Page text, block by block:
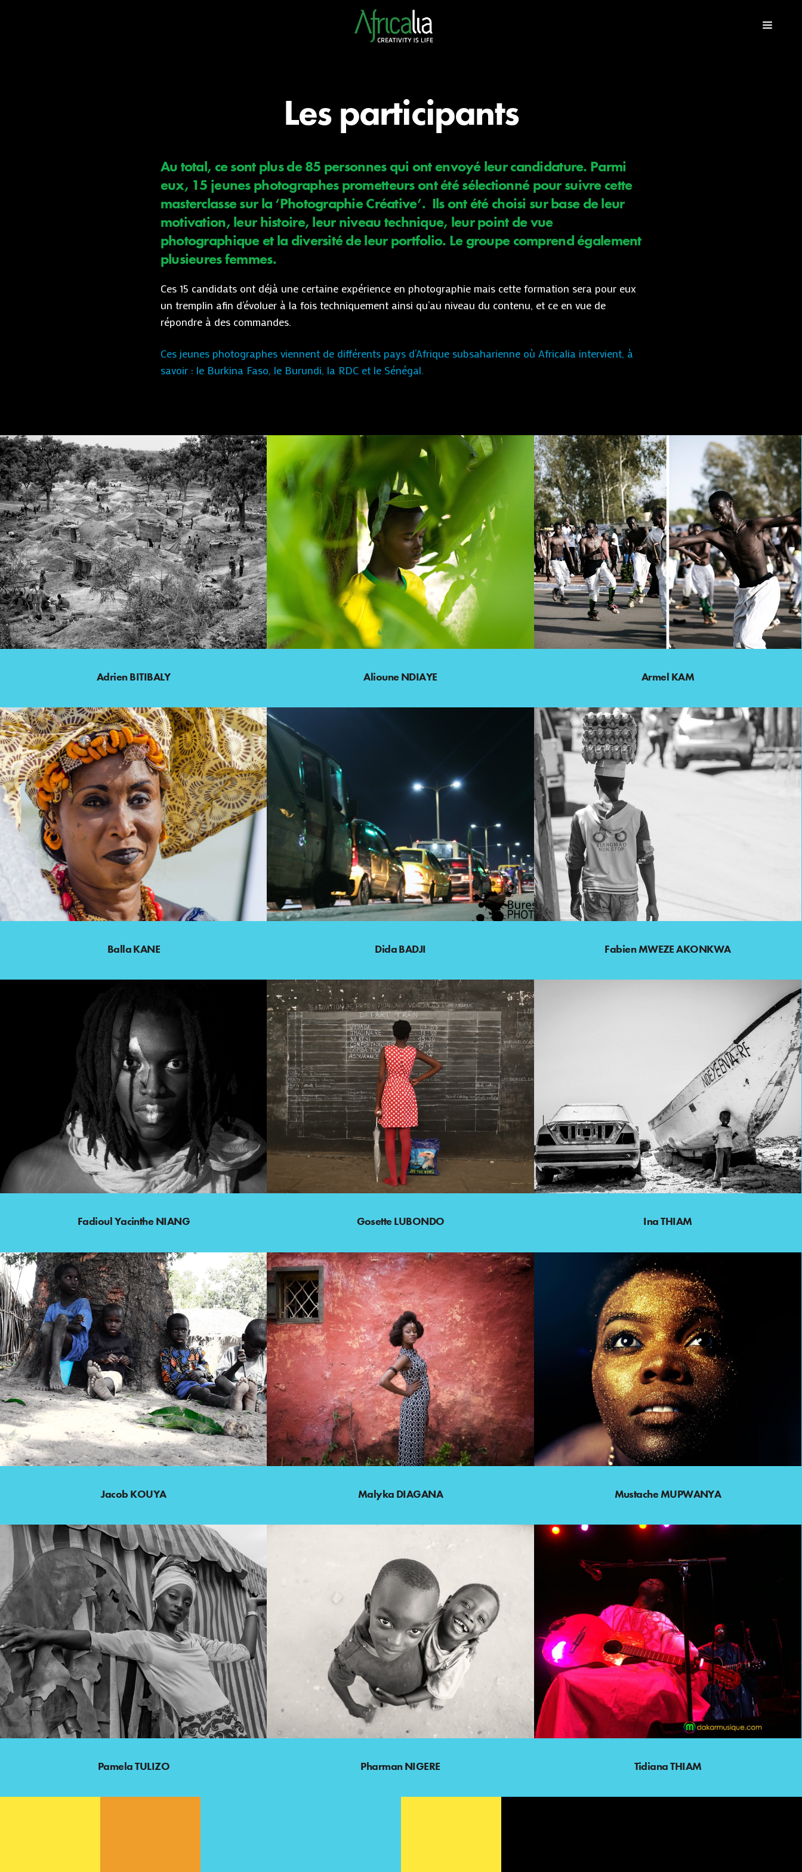
Les participants
Au total, ce sont plus de 85 personnes qui ont envoyé leur candidature. Parmi
eux, 15 jeunes photographes prometteurs ont été sélectionné pour suivre cette
masterclasse sur la ‘Photographie Créative’. Ils ont été choisi sur base de leur
motivation, leur histoire, leur niveau technique, leur point de vue
photographique et la diversité de leur portfolio. Le groupe comprend également
plusieures femmes.
Ces 15 candidats ont déjà une certaine expérience en photographie mais cette formation sera pour eux
un tremplin afin d’évoluer à la fois techniquement ainsi qu’au niveau du contenu, et ce en vue de
répondre à des commandes.
Ces jeunes photographes viennent de différents pays d’Afrique subsaharienne où Africalia intervient, à
savoir : le Burkina Faso, le Burundi, la RDC et le Sénégal.
Adrien BITIBALY Alioune NDIAYE Armel KAM
Balla KANE Dida BADJI Fabien MWEZE AKONKWA
Fadioul Yacinthe NIANG Gosette LUBONDO Ina THIAM
Jacob KOUYA Malyka DIAGANA Mustache MUPWANYA
Pamela TULIZO Pharman NIGERE Tidiana THIAM